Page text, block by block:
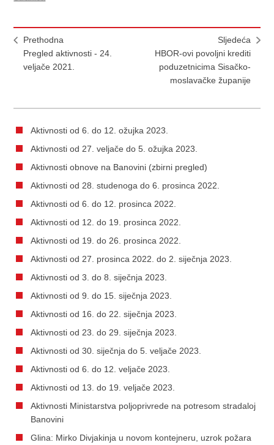
Prethodna
Pregled aktivnosti - 24.
veljače 2021.
Sljedeća
HBOR-ovi povoljni krediti
poduzetnicima Sisačko-
moslavačke županije
Aktivnosti od 6. do 12. ožujka 2023.
Aktivnosti od 27. veljače do 5. ožujka 2023.
Aktivnosti obnove na Banovini (zbirni pregled)
Aktivnosti od 28. studenoga do 6. prosinca 2022.
Aktivnosti od 6. do 12. prosinca 2022.
Aktivnosti od 12. do 19. prosinca 2022.
Aktivnosti od 19. do 26. prosinca 2022.
Aktivnosti od 27. prosinca 2022. do 2. siječnja 2023.
Aktivnosti od 3. do 8. siječnja 2023.
Aktivnosti od 9. do 15. siječnja 2023.
Aktivnosti od 16. do 22. siječnja 2023.
Aktivnosti od 23. do 29. siječnja 2023.
Aktivnosti od 30. siječnja do 5. veljače 2023.
Aktivnosti od 6. do 12. veljače 2023.
Aktivnosti od 13. do 19. veljače 2023.
Aktivnosti Ministarstva poljoprivrede na potresom stradaloj
Banovini
Glina: Mirko Divjakinja u novom kontejneru, uzrok požara